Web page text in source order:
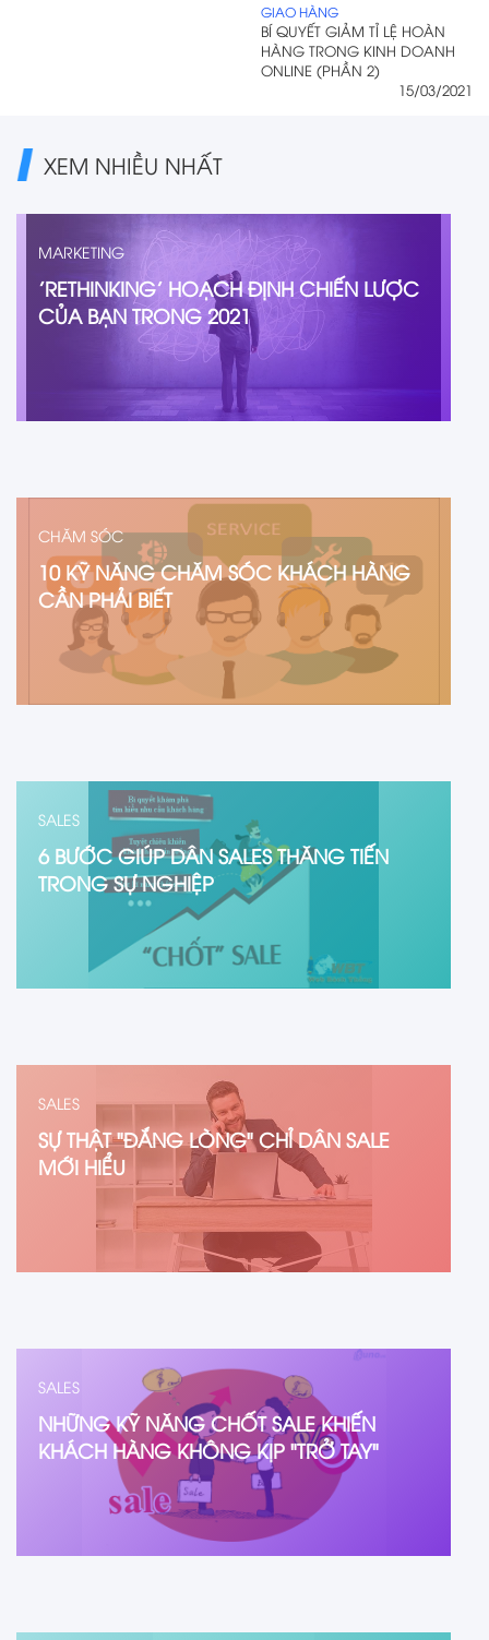
GIAO HÀNG
BÍ QUYẾT GIẢM TỈ LỆ HOÀN
HÀNG TRONG KINH DOANH
ONLINE (PHẦN 2)
15/03/2021
XEM NHIỀU NHẤT
MARKETING
'RETHINKING' HOẠCH ĐỊNH CHIẾN LƯỢC
CỦA BẠN TRONG 2021
CHĂM SÓC
10 KỸ NĂNG CHĂM SÓC KHÁCH HÀNG
CẦN PHẢI BIẾT
SALES
6 BƯỚC GIÚP DÂN SALES THĂNG TIẾN
TRONG SỰ NGHIỆP
SALES
SỰ THẬT "ĐẮNG LÒNG" CHỈ DÂN SALE
MỚI HIỂU
SALES
NHỮNG KỸ NĂNG CHỐT SALE KHIẾN
KHÁCH HÀNG KHÔNG KỊP "TRỞ TAY"